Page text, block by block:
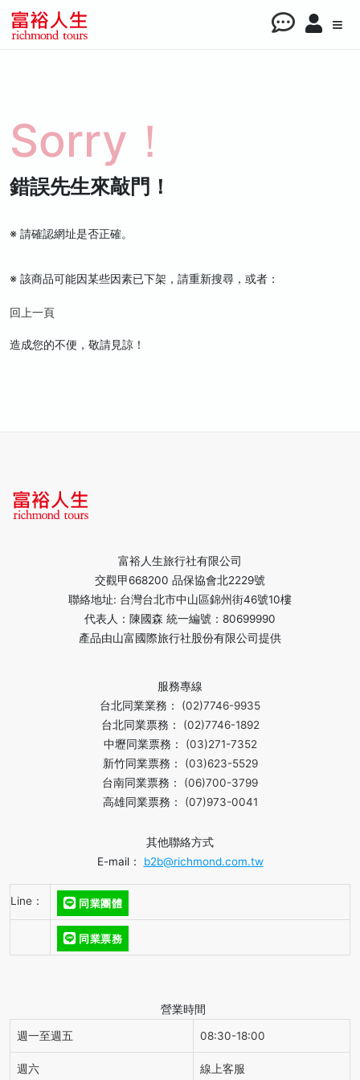
Sorry！
錯誤先生來敲門！
※ 請確認網址是否正確。
※ 該商品可能因某些因素已下架，請重新搜尋，或者：
回上一頁
造成您的不便，敬請見諒！
富裕人生旅行社有限公司
交觀甲668200 品保協會北2229號
聯絡地址: 台灣台北市中山區錦州街46號10樓
代表人：陳國森 統一編號：80699990
產品由山富國際旅行社股份有限公司提供
服務專線
台北同業業務： (02)7746-9935
台北同業票務： (02)7746-1892
中壢同業票務： (03)271-7352
新竹同業票務： (03)623-5529
台南同業票務： (06)700-3799
高雄同業票務： (07)973-0041
其他聯絡方式
E-mail： b2b@richmond.com.tw
Line： 同業團體
同業票務
營業時間
週一至週五 08:30-18:00
週六 線上客服